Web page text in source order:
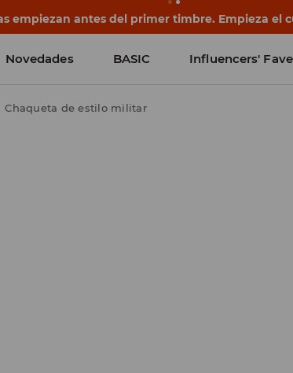
empiezan antes del primer timbre. Empieza el
Novedades BASIC Influencers'
Chaqueta de estilo militar